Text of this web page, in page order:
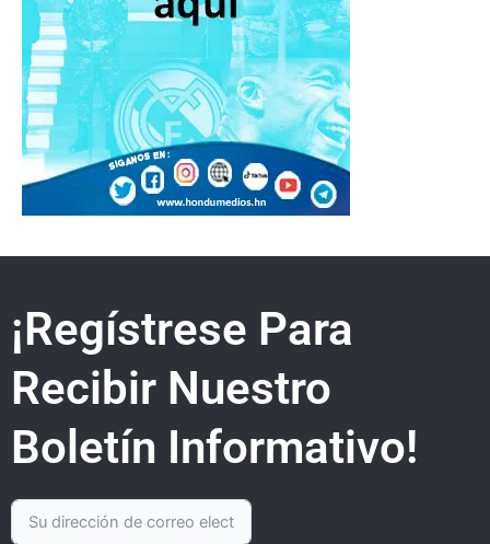
¡Regístrese Para
Recibir Nuestro
Boletín Informativo!